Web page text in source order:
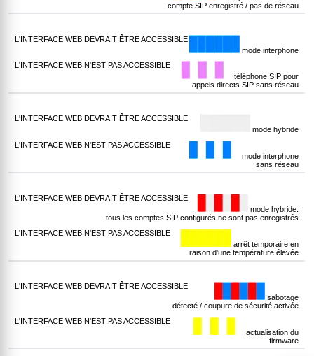
compte SIP enregistré / pas de réseau
mode interphone
téléphone SIP pour
appels directs SIP sans réseau
mode hybride
mode interphone
sans réseau
mode hybride:
tous les comptes SIP configurés ne sont pas enregistrés
arrêt temporaire en
raison d'une température élevée
sabotage
détecté / coupure de sécurité activée
actualisation du
firmware